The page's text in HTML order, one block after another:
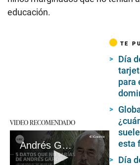
educación.
VIDEO RECOMENDADO
Andrés García: 5 datos que no conocías de la vida y carrera del icónico actor
TE
Día
para
esta
Día